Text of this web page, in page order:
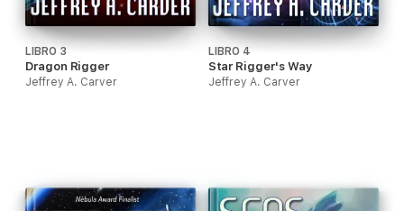
LIBRO 3
Dragon Rigger
Jeffrey A. Carver
LIBRO 4
Star Rigger's Way
Jeffrey A. Carver